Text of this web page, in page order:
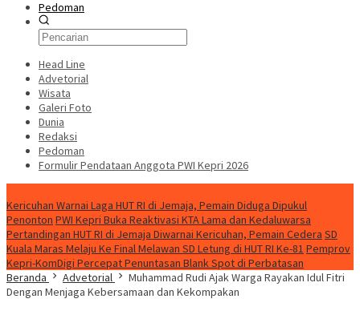
Pedoman
Head Line
Advetorial
Wisata
Galeri Foto
Dunia
Redaksi
Pedoman
Formulir Pendataan Anggota PWI Kepri 2026
Kericuhan Warnai Laga HUT RI di Jemaja, Pemain Diduga Dipukul
Penonton PWI Kepri Buka Reaktivasi KTA Lama dan Kedaluwarsa
Pertandingan HUT RI di Jemaja Diwarnai Kericuhan, Pemain Cedera SD
Kuala Maras Melaju Ke Final Melawan SD Letung di HUT RI Ke-81 Pemprov
Kepri-KomDigi Percepat Penuntasan Blank Spot di Perbatasan
Beranda
Advetorial
Muhammad Rudi Ajak Warga Rayakan Idul Fitri
Dengan Menjaga Kebersamaan dan Kekompakan